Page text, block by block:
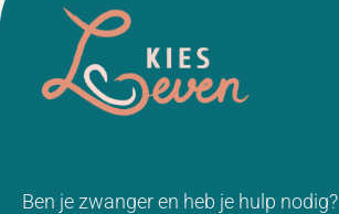
Ben je zwanger en heb je hulp nodig?